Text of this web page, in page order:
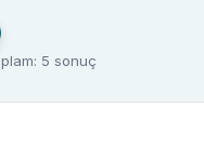
5 sonuç